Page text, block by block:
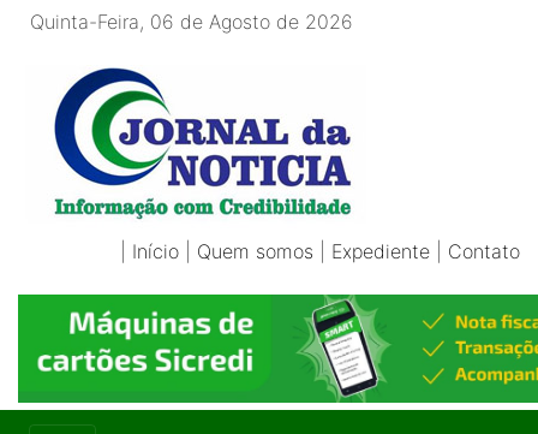
Quinta-Feira, 06 de Agosto de 2026
Início Quem somos Expediente Contato